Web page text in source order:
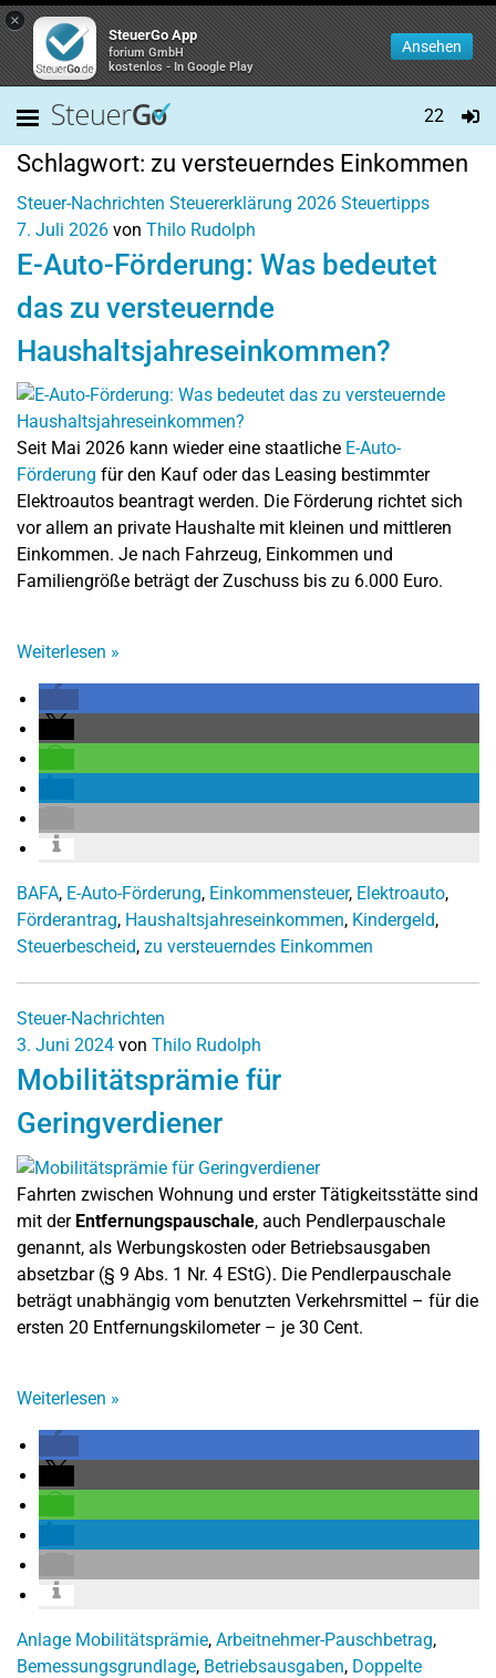
×
SteuerGo App
forium GmbH
kostenlos - In Google Play
Ansehen
22
Schlagwort: zu versteuerndes Einkommen
Steuer-Nachrichten Steuererklärung 2026 Steuertipps
7. Juli 2026 von Thilo Rudolph
E-Auto-Förderung: Was bedeutet
das zu versteuernde
Haushaltsjahreseinkommen?
Seit Mai 2026 kann wieder eine staatliche E-Auto-
Förderung für den Kauf oder das Leasing bestimmter
Elektroautos beantragt werden. Die Förderung richtet sich
vor allem an private Haushalte mit kleinen und mittleren
Einkommen. Je nach Fahrzeug, Einkommen und
Familiengröße beträgt der Zuschuss bis zu 6.000 Euro.
Weiterlesen »
BAFA, E-Auto-Förderung, Einkommensteuer, Elektroauto,
Förderantrag, Haushaltsjahreseinkommen, Kindergeld,
Steuerbescheid, zu versteuerndes Einkommen
Steuer-Nachrichten
3. Juni 2024 von Thilo Rudolph
Mobilitätsprämie für
Geringverdiener
Fahrten zwischen Wohnung und erster Tätigkeitsstätte sind
mit der Entfernungspauschale, auch Pendlerpauschale
genannt, als Werbungskosten oder Betriebsausgaben
absetzbar (§ 9 Abs. 1 Nr. 4 EStG). Die Pendlerpauschale
beträgt unabhängig vom benutzten Verkehrsmittel – für die
ersten 20 Entfernungskilometer – je 30 Cent.
Weiterlesen »
Anlage Mobilitätsprämie, Arbeitnehmer-Pauschbetrag,
Bemessungsgrundlage, Betriebsausgaben, Doppelte